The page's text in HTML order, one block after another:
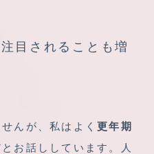
目されることも増
んが、私はよく 更年期
とお話ししています。人